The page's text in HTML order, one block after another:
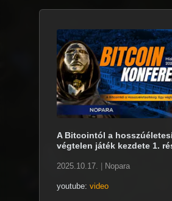
A Bitcointól a
végtelen játék kezdete 1.
2025.10.17. Nopara
youtube: video